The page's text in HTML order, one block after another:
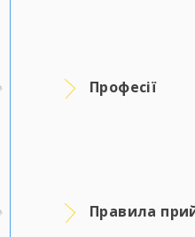
Професії
Правила